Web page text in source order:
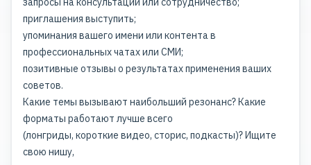
приглашения выступить;
упоминания вашего имени или контента в
профессиональных чатах или СМИ;
позитивные отзывы о результатах применения ваших
советов.
Какие темы вызывают наибольший резонанс? Какие
форматы работают лучше всего
(лонгриды, короткие видео, сторис, подкасты)? Ищите
свою нишу,